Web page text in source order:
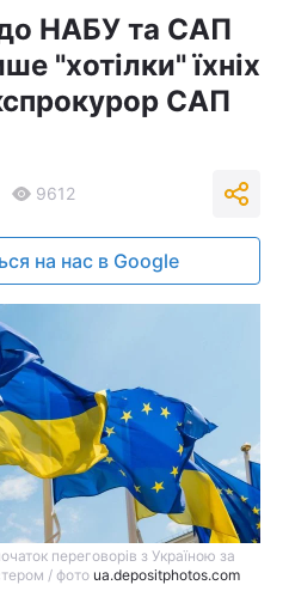
НАБУ та САП
"хотілки" їхніх
САП
9612
на нас в Google
переговорів з Україною за
/ фото ua.depositphotos.com